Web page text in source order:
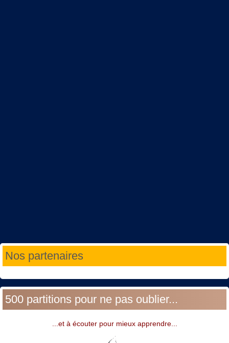
Nos partenaires
500 partitions pour ne pas oublier...
...et à écouter pour mieux apprendre...
Année
précédente
Mois
précédent
Année
suivante
Mois
suivant